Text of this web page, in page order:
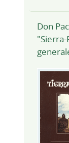
Don